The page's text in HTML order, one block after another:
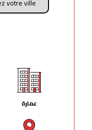
عمارة